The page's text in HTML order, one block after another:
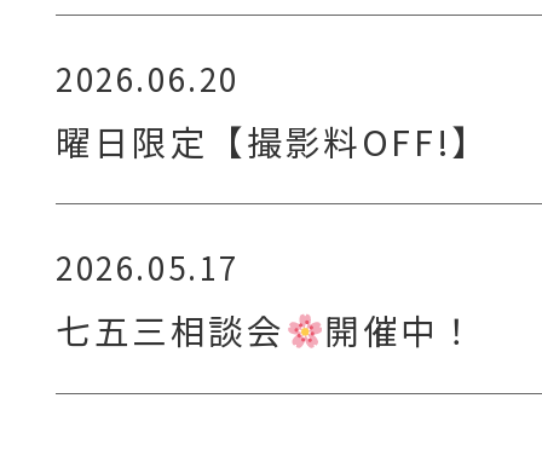
2026.06.20
曜日限定【撮影料OFF!】
2026.05.17
七五三相談会 開催中！